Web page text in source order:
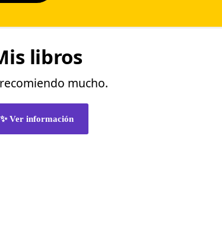
libros
mucho.
✨ Ver información